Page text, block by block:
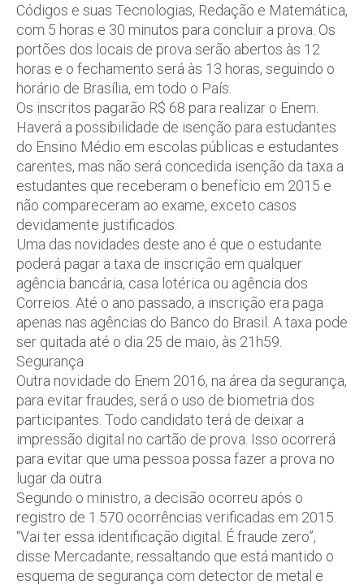
Códigos e suas Tecnologias, Redação e Matemática,
com 5 horas e 30 minutos para concluir a prova. Os
portões dos locais de prova serão abertos às 12
horas e o fechamento será às 13 horas, seguindo o
horário de Brasília, em todo o País.
Os inscritos pagarão R$ 68 para realizar o Enem.
Haverá a possibilidade de isenção para estudantes
do Ensino Médio em escolas públicas e estudantes
carentes, mas não será concedida isenção da taxa a
estudantes que receberam o benefício em 2015 e
não compareceram ao exame, exceto casos
devidamente justificados.
Uma das novidades deste ano é que o estudante
poderá pagar a taxa de inscrição em qualquer
agência bancária, casa lotérica ou agência dos
Correios. Até o ano passado, a inscrição era paga
apenas nas agências do Banco do Brasil. A taxa pode
ser quitada até o dia 25 de maio, às 21h59.
Segurança
Outra novidade do Enem 2016, na área da segurança,
para evitar fraudes, será o uso de biometria dos
participantes. Todo candidato terá de deixar a
impressão digital no cartão de prova. Isso ocorrerá
para evitar que uma pessoa possa fazer a prova no
lugar da outra.
Segundo o ministro, a decisão ocorreu após o
registro de 1.570 ocorrências verificadas em 2015.
“Vai ter essa identificação digital. É fraude zero”,
disse Mercadante, ressaltando que está mantido o
esquema de segurança com detector de metal e